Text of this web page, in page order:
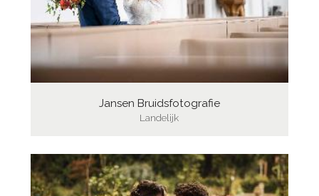
Jansen Bruidsfotografie
Landelijk